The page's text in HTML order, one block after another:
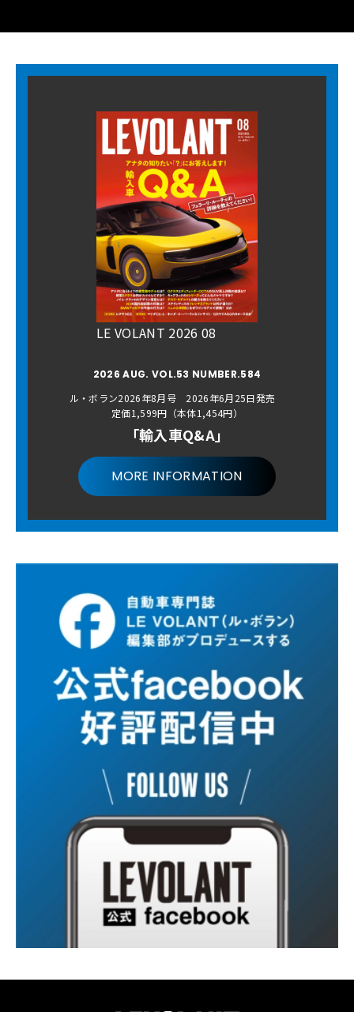
LE VOLANT 2026 08
2026 AUG. VOL.53 NUMBER.584
ル・ボラン2026年8月号 2026年6月25日発売
定価1,599円（本体1,454円）
「輸入車Q&A」
MORE INFORMATION